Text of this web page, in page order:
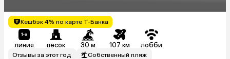
Кешбэк 4% по карте Т-Банка
линия песок 30 м 107 км лобби
Отзывы за этот год Собственный пляж